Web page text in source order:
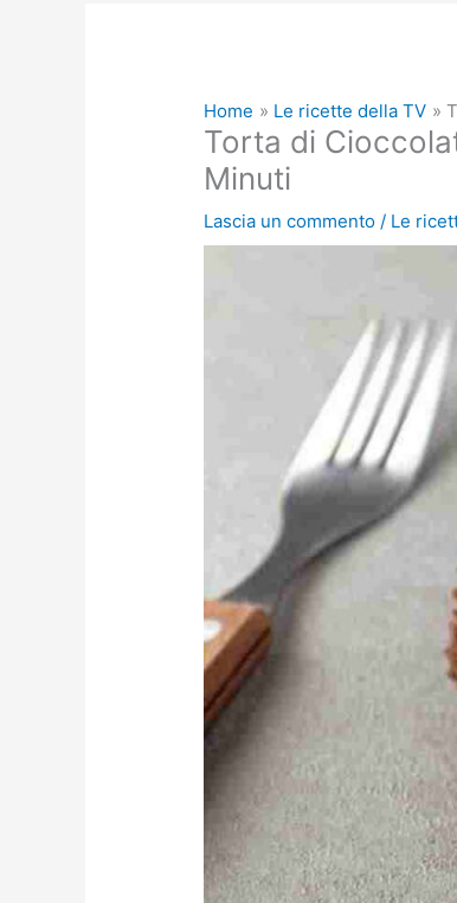
Home Le ricette della TV
Torta di
Minuti
Lascia un commento / Le